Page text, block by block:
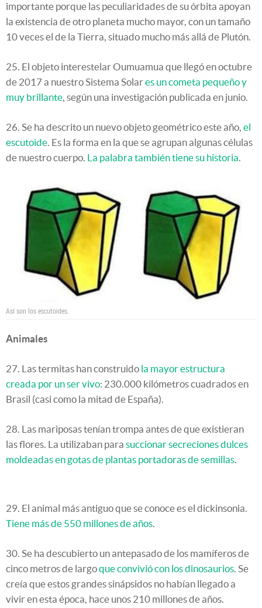
importante porque las peculiaridades de su órbita apoyan
la existencia de otro planeta mucho mayor, con un tamaño
10 veces el de la Tierra, situado mucho más allá de Plutón.
25. El objeto interestelar Oumuamua que llegó en octubre
de 2017 a nuestro Sistema Solares un cometa pequeño y
muy brillante, según una investigación publicada en junio.
26. Se ha descrito un nuevo objeto geométrico este año, el
escutoide. Es la forma en la que se agrupan algunas células
de nuestro cuerpo. La palabra también tiene su historia.
Así son los escutoides.
Animales
27. Las termitas han construido la mayor estructura
creada por un ser vivo: 230.000 kilómetros cuadrados en
Brasil (casi como la mitad de España).
28. Las mariposas tenían trompa antes de que existieran
las flores. La utilizaban para succionar secreciones dulces
moldeadas en gotas de plantas portadoras de semillas.
29. El animal más antiguo que se conoce es el dickinsonia.
Tiene más de 550 millones de años.
30. Se ha descubierto un antepasado de los mamíferos de
cinco metros de largoque convivió con los dinosaurios. Se
creía que estos grandes sinápsidos no habían llegado a
vivir en esta época, hace unos 210 millones de años.